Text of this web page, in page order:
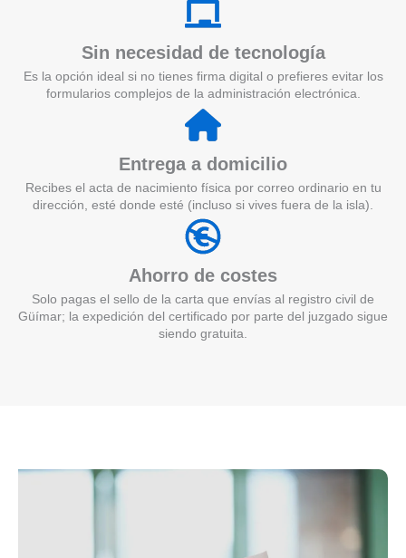
Sin necesidad de tecnología
Es la opción ideal si no tienes firma digital o prefieres evitar los
formularios complejos de la administración electrónica.
Entrega a domicilio
Recibes el acta de nacimiento física por correo ordinario en tu
dirección, esté donde esté (incluso si vives fuera de la isla).
Ahorro de costes
Solo pagas el sello de la carta que envías al registro civil de
Güímar; la expedición del certificado por parte del juzgado sigue
siendo gratuita.